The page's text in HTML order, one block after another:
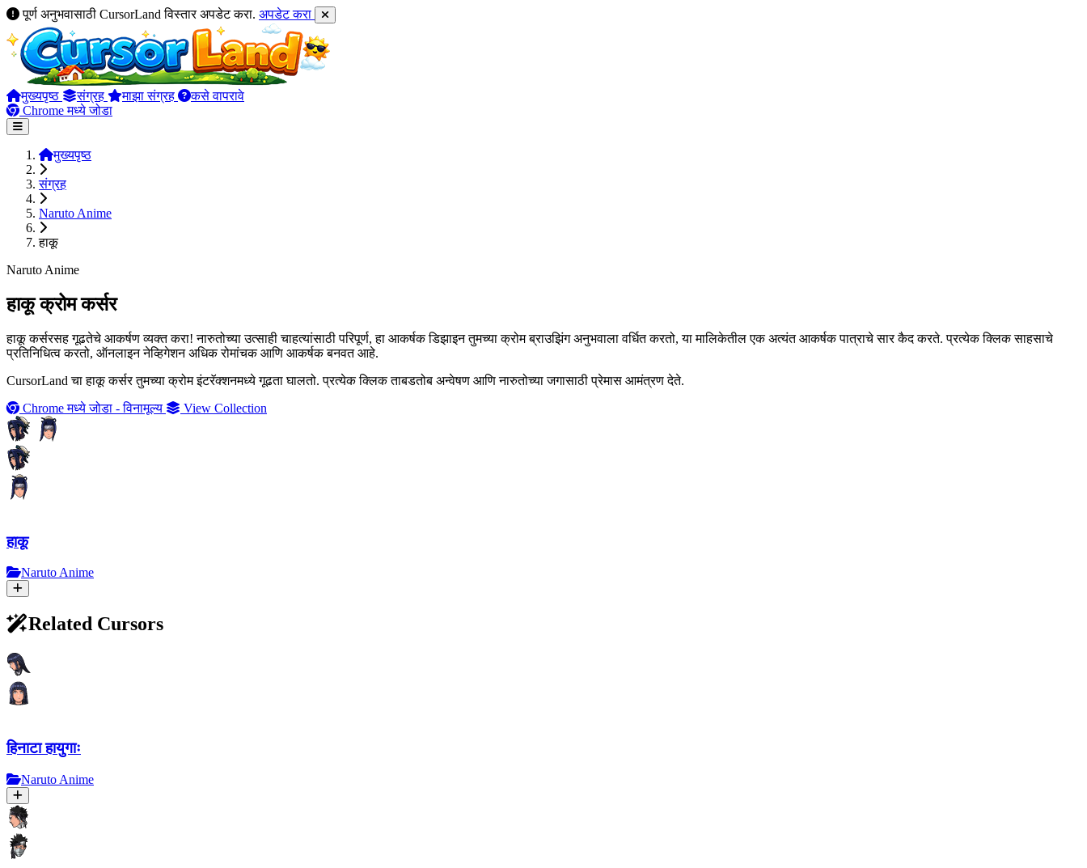
पूर्ण अनुभवासाठी CursorLand विस्तार अपडेट करा. अपडेट करा
मुख्यपृष्ठ संग्रह माझा संग्रह
कसे वापरावे
Chrome मध्ये जोडा
मुख्यपृष्ठ
संग्रह
Naruto Anime
हाकू
Naruto Anime
हाकू क्रोम कर्सर
हाकू कर्सरसह गूढतेचे आकर्षण व्यक्त करा! नारुतोच्या उत्साही चाहत्यांसाठी परिपूर्ण, हा आकर्षक डिझाइन तुमच्या क्रोम ब्राउझिंग अनुभवाला वर्धित करतो, या मालिकेतील एक अत्यंत आकर्षक पात्राचे सार कैद करते. प्रत्येक क्लिक साहसाचे
प्रतिनिधित्व करतो, ऑनलाइन नेव्हिगेशन अधिक रोमांचक आणि आकर्षक बनवत आहे.
CursorLand चा हाकू कर्सर तुमच्या क्रोम इंटरॅक्शनमध्ये गूढता घालतो. प्रत्येक क्लिक ताबडतोब अन्वेषण आणि नारुतोच्या जगासाठी प्रेमास आमंत्रण देते.
Chrome मध्ये जोडा - विनामूल्य
View Collection
हाकू
Naruto Anime
Related Cursors
हिनाटा हायुगाः
Naruto Anime